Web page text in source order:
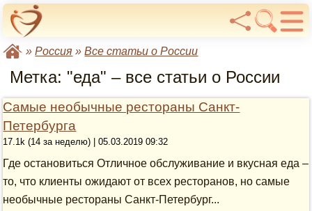
»Россия »Все статьи о России
Метка: "еда" – все статьи о России
Самые необычные рестораны Санкт-
Петербурга
17.1k (14 за неделю) | 05.03.2019 09:32
Где остановиться Отличное обслуживание и вкусная еда –
то, что клиенты ожидают от всех ресторанов, но самые
необычные рестораны Санкт-Петербург...